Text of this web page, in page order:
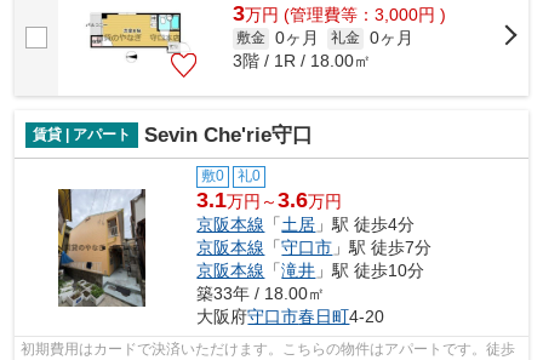
3万円 (管理費等：3,000円 )
敷金 0ヶ月 礼金 0ヶ月
3階 / 1R / 18.00㎡
賃貸 | アパート Sevin Che'rie守口
敷0 礼0
3.1万円～3.6万円
京阪本線 「土居 」駅 徒歩4分
京阪本線 「守口市 」駅 徒歩7分
京阪本線 「滝井 」駅 徒歩10分
築33年 / 18.00㎡
大阪府守口市春日町4-20
初期費用はカードで決済いただけます。こちらの物件はアパートです。徒歩